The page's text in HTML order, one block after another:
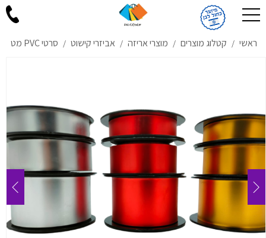
ראשי / קטלוג מוצרים / מוצרי אריזה / אביזרי קישוט / סרטי PVC מט